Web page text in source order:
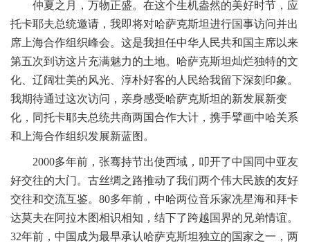
仲夏之月，万物正盛。在这个生机盎然的美好时节，应
托卡耶夫总统邀请，我即将对哈萨克斯坦进行国事访问并出
席上海合作组织峰会。这是我担任中华人民共和国主席以来
第五次到访这片充满魅力的土地。哈萨克斯坦灿烂独特的文
化、辽阔壮美的风光、淳朴好客的人民给我留下深刻印象。
我期待通过这次访问，亲身感受哈萨克斯坦的新发展新变
化，同托卡耶夫总统共商两国合作大计，携手擘画中哈关系
和上海合作组织发展新蓝图。
2000多年前，张骞持节出使西域，叩开了中国同中亚友
好交往的大门。古丝绸之路推动了我们两个伟大民族的友好
交往和交流互鉴。80多年前，中哈两位音乐家冼星海和拜卡
达莫夫在阿拉木图相识相知，结下了跨越国界的兄弟情谊。
32年前，中国成为最早承认哈萨克斯坦独立的国家之一，两